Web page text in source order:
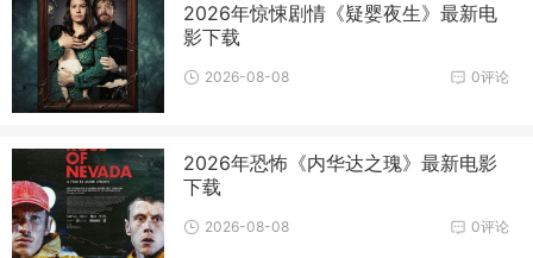
2026年惊悚剧情《疑婴夜生》最新电
影下载
0评论
2026-08-08
2026年恐怖《内华达之瑰》最新电影
下载
0评论
2026-08-08